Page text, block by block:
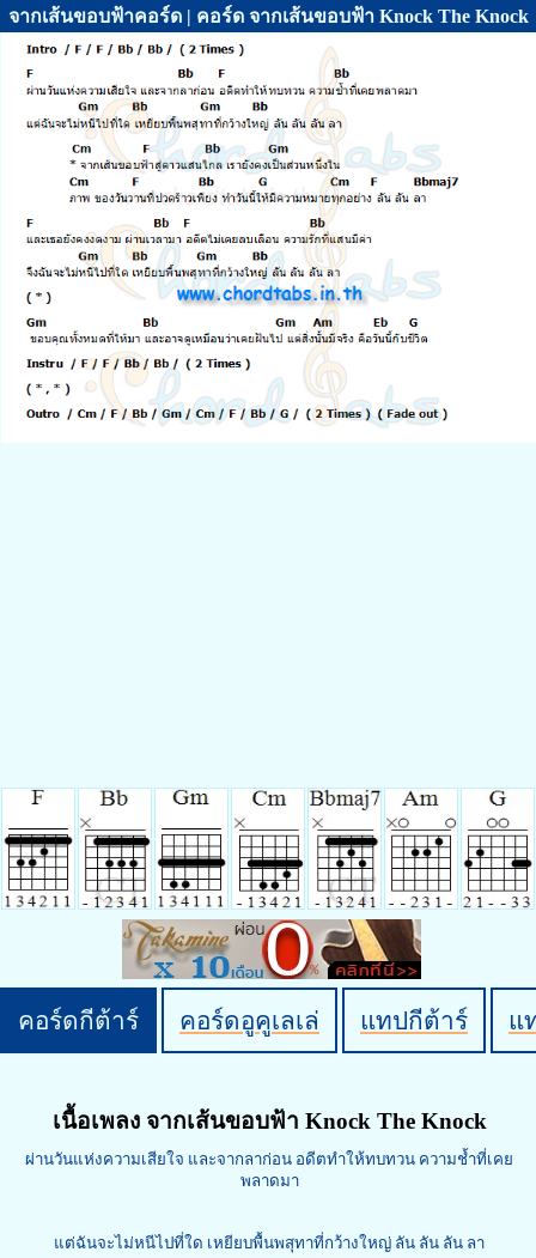
จากเส้นขอบฟ้าคอร์ด | คอร์ด จากเส้นขอบฟ้า Knock The Knock
คอร์ดกีต้าร์ คอร์ดอูคูเลเล่ แทปกีต้าร์ แ
เนื้อเพลง จากเส้นขอบฟ้า Knock The Knock
ผ่านวันแห่งความเสียใจ และจากลาก่อน อดีตทำให้ทบทวน ความช้ำที่เคย
พลาดมา
แต่ฉันจะไม่หนีไปที่ใด เหยียบพื้นพสุทาที่กว้างใหญ่ ลัน ลัน ลัน ลา